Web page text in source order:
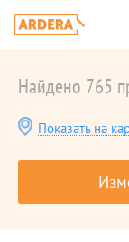
Найдено 765
Показать на